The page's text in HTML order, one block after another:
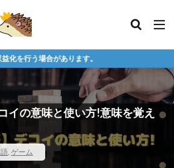
イの意味と使い方!意味を覚え
, ゲーム